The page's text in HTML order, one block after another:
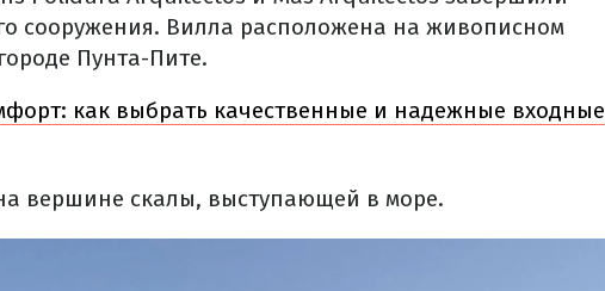
сооружения. Вилла расположена на живописном
Пунта-Пите.
как выбрать качественные и надежные входные
вершине скалы, выступающей в море.